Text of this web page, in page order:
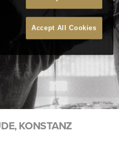
KONSTANZ
Accept All Cookies